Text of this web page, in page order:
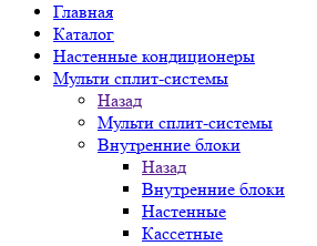
Главная
Каталог
Настенные кондиционеры
Мульти сплит-системы
Назад
Мульти сплит-системы
Внутренние блоки
Назад
Внутренние блоки
Настенные
Кассетные